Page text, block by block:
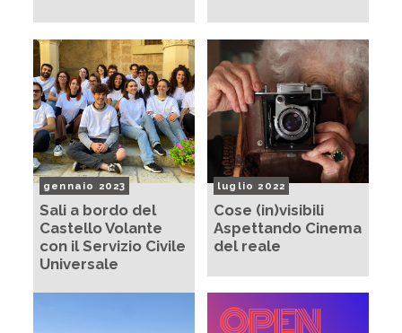
gennaio 2023
Sali a bordo del
Castello Volante
con il Servizio Civile
Universale
luglio 2022
Cose (in)visibili
Aspettando Cinema
del reale